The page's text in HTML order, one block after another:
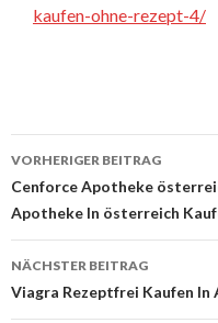
kaufen-ohne-rezept-4/
Beitrags-
Navigation
VORHERIGER BEITRAG
Cenforce Apotheke
Apotheke In österreich
NÄCHSTER BEITRAG
Viagra Rezeptfrei Kaufen In